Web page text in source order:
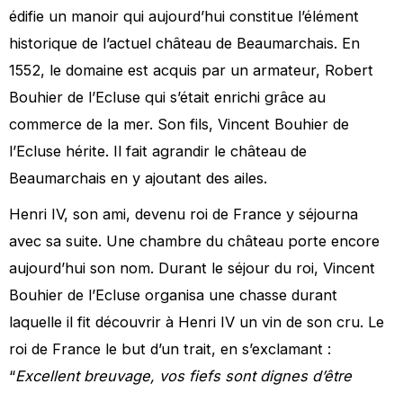
édifie un manoir qui aujourd’hui constitue l’élément
historique de l’actuel château de Beaumarchais. En
1552, le domaine est acquis par un armateur, Robert
Bouhier de l’Ecluse qui s’était enrichi grâce au
commerce de la mer. Son fils, Vincent Bouhier de
l’Ecluse hérite. Il fait agrandir le château de
Beaumarchais en y ajoutant des ailes.
Henri IV, son ami, devenu roi de France y séjourna
avec sa suite. Une chambre du château porte encore
aujourd’hui son nom. Durant le séjour du roi, Vincent
Bouhier de l’Ecluse organisa une chasse durant
laquelle il fit découvrir à Henri IV un vin de son cru. Le
roi de France le but d’un trait, en s’exclamant :
“Excellent breuvage, vos fiefs sont dignes d’être